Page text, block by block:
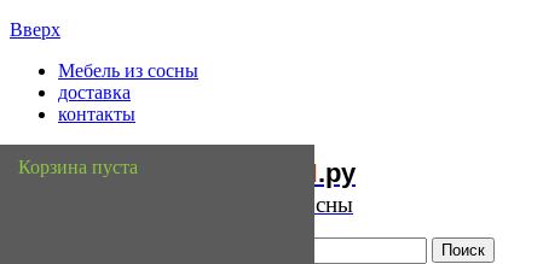
Вверх
Мебель из сосны
доставка
контакты
Мебель Сосны.ру
Интернет магазин мебели из сосны
Корзина пуста